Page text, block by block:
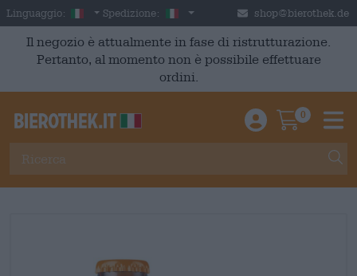
Skip to main content
Linguaggio: Italian
Spedizione: Italia shop@bierothek.de
Il negozio è attualmente in fase di ristrutturazione.
Pertanto, al momento non è possibile effettuare
ordini.
Einloggen /
0